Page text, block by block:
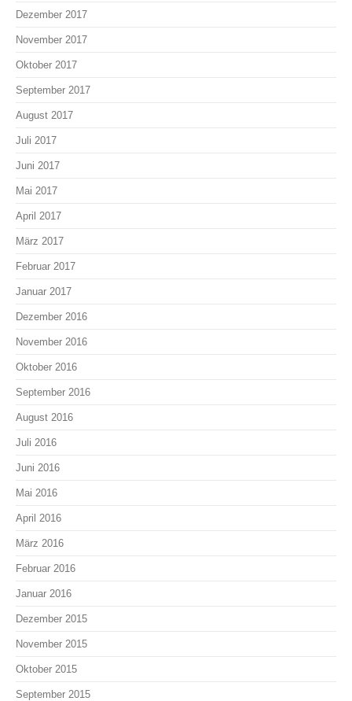
Dezember 2017
November 2017
Oktober 2017
September 2017
August 2017
Juli 2017
Juni 2017
Mai 2017
April 2017
März 2017
Februar 2017
Januar 2017
Dezember 2016
November 2016
Oktober 2016
September 2016
August 2016
Juli 2016
Juni 2016
Mai 2016
April 2016
März 2016
Februar 2016
Januar 2016
Dezember 2015
November 2015
Oktober 2015
September 2015